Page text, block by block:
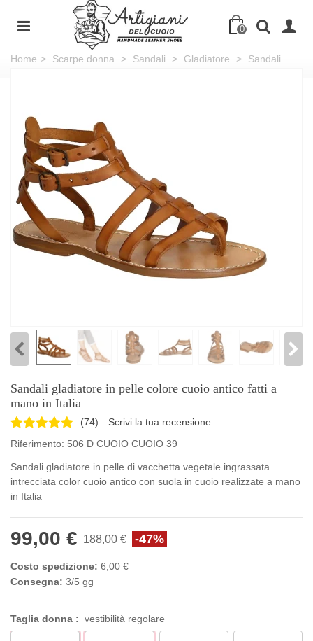
0
Home > Scarpe donna > Sandali > Gladiatore >
Sandali
Sandali gladiatore in pelle colore cuoio antico fatti a
mano in Italia
(74)
Scrivi la tua recensione
Riferimento: 506 D CUOIO CUOIO 39
Sandali gladiatore in pelle di vacchetta vegetale ingrassata
intrecciata color cuoio antico con suola in cuoio realizzate a mano
in Italia
99,00 € 188,00 € -47%
Costo spedizione: 6,00 €
Consegna: 3/5 gg
Taglia donna : vestibilità regolare